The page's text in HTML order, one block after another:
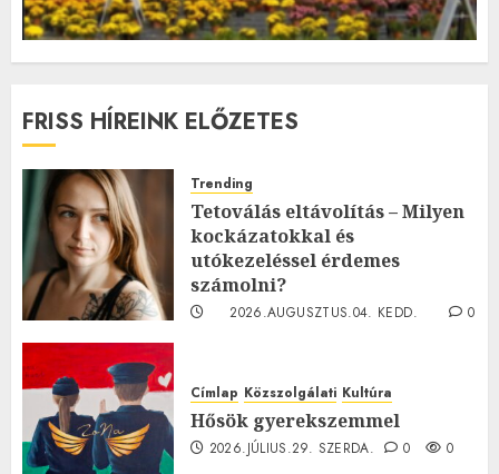
FRISS HÍREINK ELŐZETES
Trending
Tetoválás eltávolítás – Milyen
kockázatokkal és
utókezeléssel érdemes
számolni?
2026.AUGUSZTUS.04. KEDD.
0
Címlap Közszolgálati Kultúra
Hősök gyerekszemmel
2026.JÚLIUS.29. SZERDA. 0 0